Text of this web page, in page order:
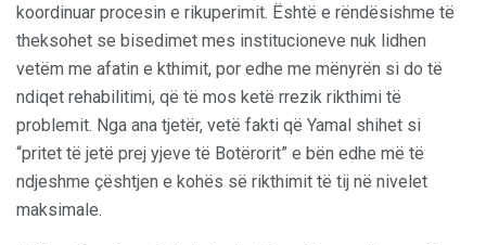
koordinuar procesin e rikuperimit. Është e rëndësishme të
theksohet se bisedimet mes institucioneve nuk lidhen
vetëm me afatin e kthimit, por edhe me mënyrën si do të
ndiqet rehabilitimi, që të mos ketë rrezik rikthimi të
problemit. Nga ana tjetër, vetë fakti që Yamal shihet si
“pritet të jetë prej yjeve të Botërorit” e bën edhe më të
ndjeshme çështjen e kohës së rikthimit të tij në nivelet
maksimale.